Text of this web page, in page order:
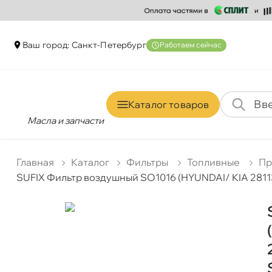
аш город: Санкт-Петербур Работаем сейчас
Масла и запчасти
Каталог товаро
Главная Катало Фильтры Топливные
SUFIX Фильтр воздушный SO1016 (HYUNDAI/ KIA